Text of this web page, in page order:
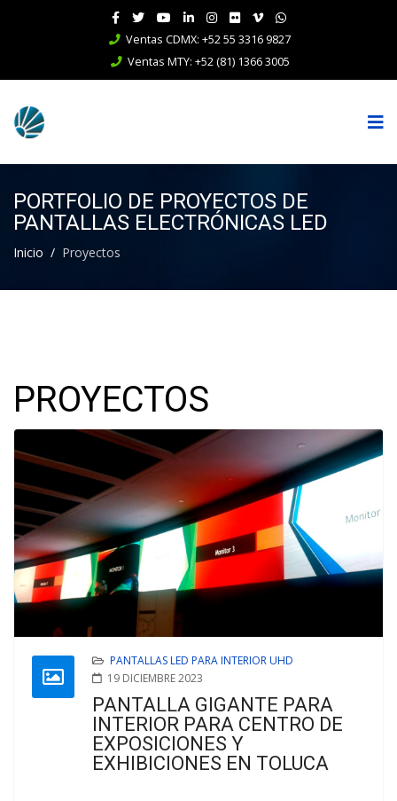
Ventas CDMX: +52 55 3316 9827
Ventas MTY: +52 (81) 1366 3005
PORTFOLIO DE PROYECTOS DE
PANTALLAS ELECTRÓNICAS LED
Inicio Proyectos
PROYECTOS
PANTALLAS LED PARA INTERIOR UHD
19 DICIEMBRE 2023
PANTALLA GIGANTE PARA
INTERIOR PARA CENTRO DE
EXPOSICIONES Y
EXHIBICIONES EN TOLUCA